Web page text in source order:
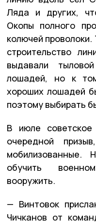
Ляда и других,
Окопы полного
колючей
строительство
выдавали
лошадей, но к
хороших лошадей
поэтому выбирать
В июле советское
очередной
обучить
вооружить.
— Винтовок
Чичканов от